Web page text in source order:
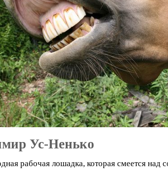
Ус-Ненько
рабочая лошадка, которая смеется над